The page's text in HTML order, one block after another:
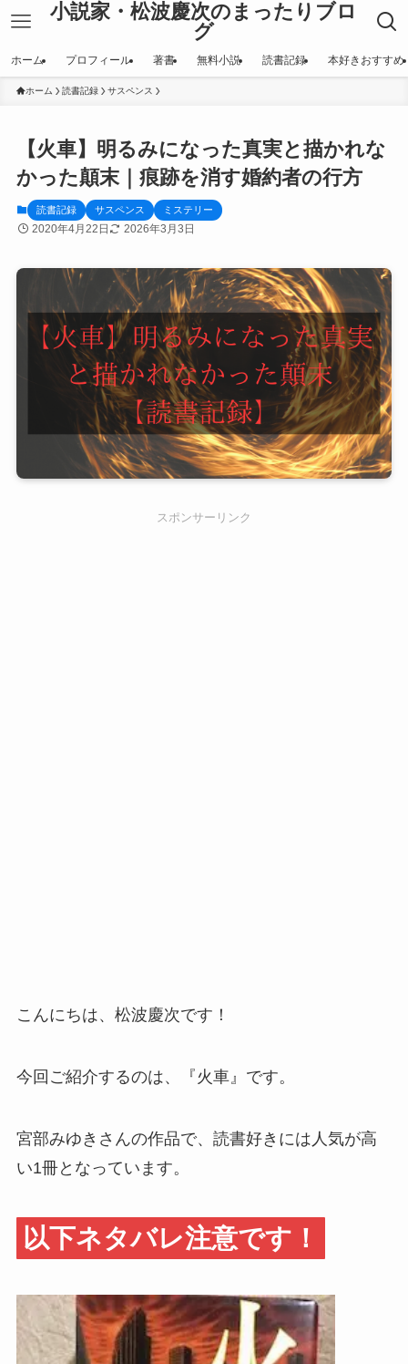
小説家・松波慶次のまったりブロ
グ
ホーム プロフィール 著書 無料小説 読書記録 本好きおすすめ
ホーム 読書記録 サスペンス
【火車】明るみになった真実と描かれな
かった顛末｜痕跡を消す婚約者の行方
読書記録 サスペンス ミステリー
2020年4月22日 2026年3月3日
スポンサーリンク
こんにちは、松波慶次です！
今回ご紹介するのは、『火車』です。
宮部みゆきさんの作品で、読書好きには人気が高
い1冊となっています。
以下ネタバレ注意です！